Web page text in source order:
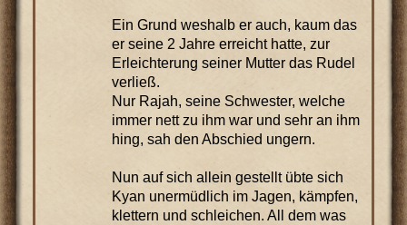
Ein Grund weshalb er auch, kaum das
er seine 2 Jahre erreicht hatte, zur
Erleichterung seiner Mutter das Rudel
verließ.
Nur Rajah, seine Schwester, welche
immer nett zu ihm war und sehr an ihm
hing, sah den Abschied ungern.
Nun auf sich allein gestellt übte sich
Kyan unermüdlich im Jagen, kämpfen,
klettern und schleichen. All dem was